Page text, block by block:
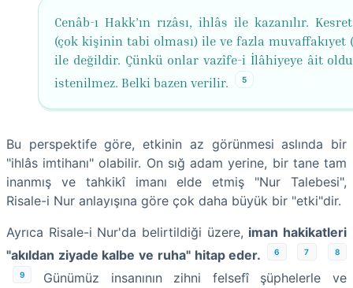
Cenâb-ı Hakk’ın rızâsı, ihlâs ile kazanılır.
(çok kişinin tabi olması) ile ve fazla muvaffakıyet
ile değildir. Çünkü onlar vazîfe-i İlâhiyeye âit
istenilmez. Belki bazen verilir.
5
Bu perspektife göre, etkinin az görünmesi aslında bir
"ihlâs imtihanı" olabilir. On sığ adam yerine, bir tane tam
inanmış ve tahkikî imanı elde etmiş "Nur Talebesi",
Risale-i Nur anlayışına göre çok daha büyük bir "etki"dir.
Ayrıca Risale-i Nur'da belirtildiği üzere, iman hakikatleri
"akıldan ziyade kalbe ve ruha" hitap eder.
6 7 8
9
Günümüz insanının zihni felsefî şüphelerle ve